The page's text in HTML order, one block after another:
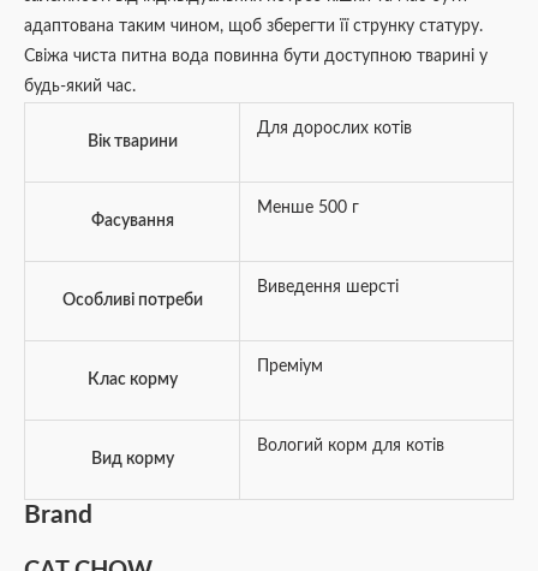
адаптована таким чином, щоб зберегти її струнку статуру.
Свіжа чиста питна вода повинна бути доступною тварині у
будь-який час.
Вік тварини
Для дорослих котів
Фасування
Менше 500 г
Особливі потреби
Виведення шерсті
Клас корму
Преміум
Вид корму
Вологий корм для котів
Brand